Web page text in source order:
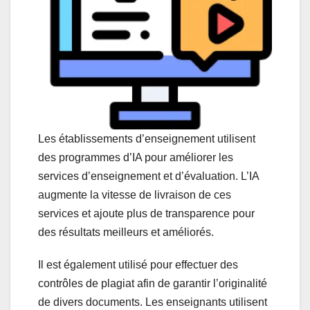
Les établissements d’enseignement utilisent
des programmes d’IA pour améliorer les
services d’enseignement et d’évaluation. L’IA
augmente la vitesse de livraison de ces
services et ajoute plus de transparence pour
des résultats meilleurs et améliorés.
Il est également utilisé pour effectuer des
contrôles de plagiat afin de garantir l’originalité
de divers documents. Les enseignants utilisent